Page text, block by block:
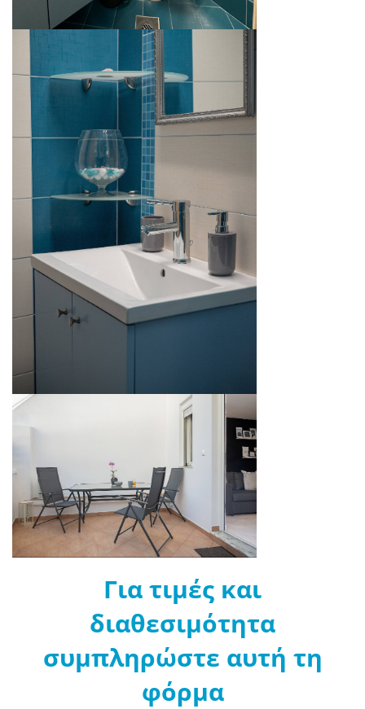
Για τιμές και
διαθεσιμότητα
συμπληρώστε αυτή τη
φόρμα